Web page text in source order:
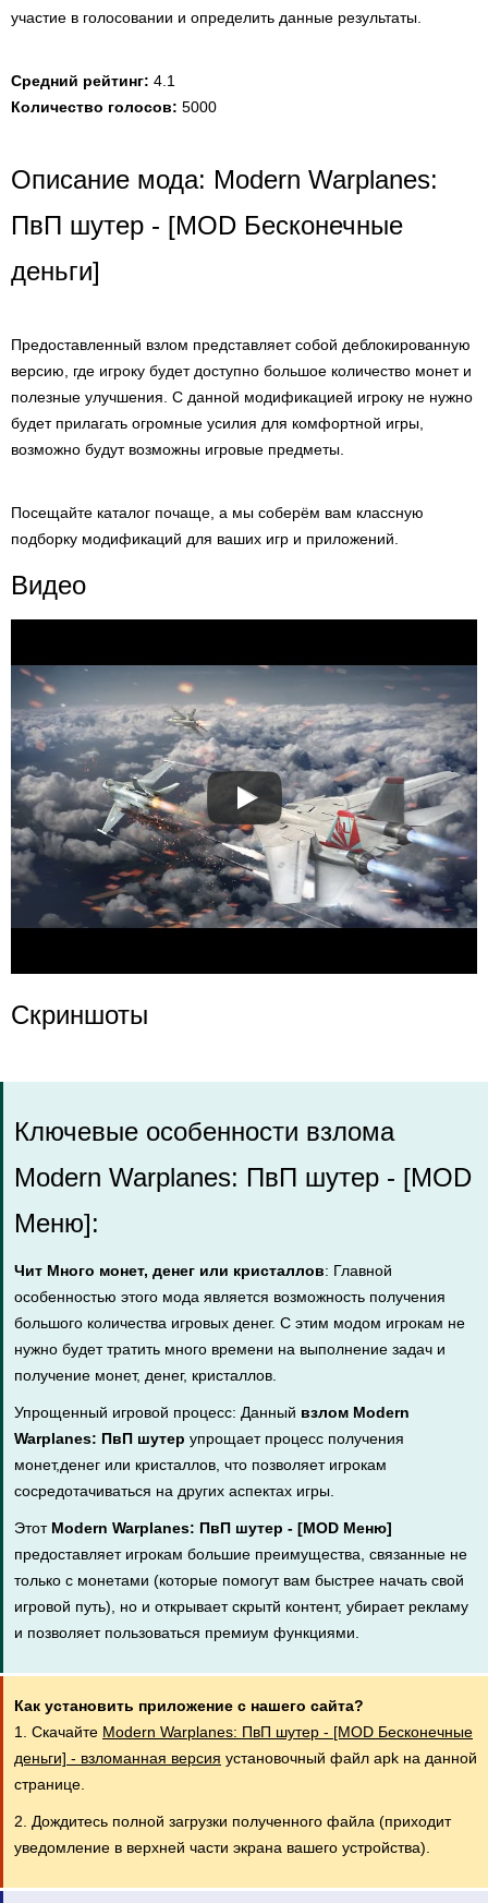
участие в голосовании и определить данные результаты.
Средний рейтинг: 4.1
Количество голосов: 5000
Описание мода: Modern Warplanes:
ПвП шутер - [MOD Бесконечные
деньги]
Предоставленный взлом представляет собой деблокированную
версию, где игроку будет доступно большое количество монет и
полезные улучшения. С данной модификацией игроку не нужно
будет прилагать огромные усилия для комфортной игры,
возможно будут возможны игровые предметы.
Посещайте каталог почаще, а мы соберём вам классную
подборку модификаций для ваших игр и приложений.
Видео
Скриншоты
Ключевые особенности взлома
Modern Warplanes: ПвП шутер - [MOD
Меню]:
Чит Много монет, денег или кристаллов: Главной
особенностью этого мода является возможность получения
большого количества игровых денег. С этим модом игрокам не
нужно будет тратить много времени на выполнение задач и
получение монет, денег, кристаллов.
Упрощенный игровой процесс: Данный взлом Modern
Warplanes: ПвП шутер упрощает процесс получения
монет,денег или кристаллов, что позволяет игрокам
сосредотачиваться на других аспектах игры.
Этот Modern Warplanes: ПвП шутер - [MOD Меню]
предоставляет игрокам большие преимущества, связанные не
только с монетами (которые помогут вам быстрее начать свой
игровой путь), но и открывает скрытй контент, убирает рекламу
и позволяет пользоваться премиум функциями.
Как установить приложение с нашего сайта?
1. Скачайте Modern Warplanes: ПвП шутер - [MOD Бесконечные
деньги] - взломанная версия установочный файл apk на данной
странице.
2. Дождитесь полной загрузки полученного файла (приходит
уведомление в верхней части экрана вашего устройства).